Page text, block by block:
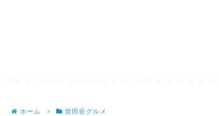
ホーム 世田谷グルメ